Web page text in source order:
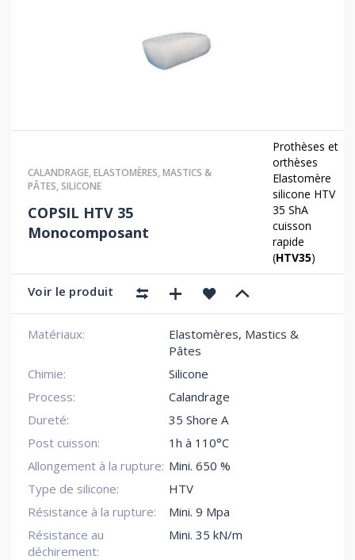
CALANDRAGE,ELASTOMÈRES,MASTICS &
PÂTES,SILICONE
COPSIL HTV 35
Monocomposant
Prothèses et
orthèses
Elastomère
silicone HTV
35 ShA
cuisson
rapide
(HTV35)
Voir le produit
Matériaux:
Elastomères, Mastics &
Pâtes
Chimie:
Silicone
Process:
Calandrage
Dureté:
35 Shore A
Post cuisson:
1h à 110°C
Allongement à la rupture: Mini. 650 %
Type de silicone:
HTV
Résistance à la rupture:
Mini. 9 Mpa
Résistance au
déchirement:
Mini. 35 kN/m